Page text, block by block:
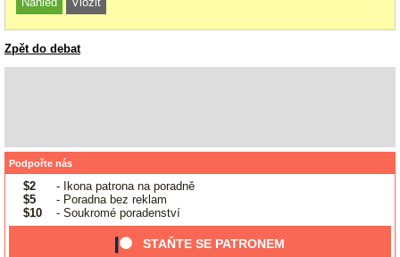
Zpět do debat
Podpořte nás
$2
- Ikona patrona na poradně
$5
- Poradna bez reklam
$10
- Soukromé poradenství
STAŇTE SE PATRONEM